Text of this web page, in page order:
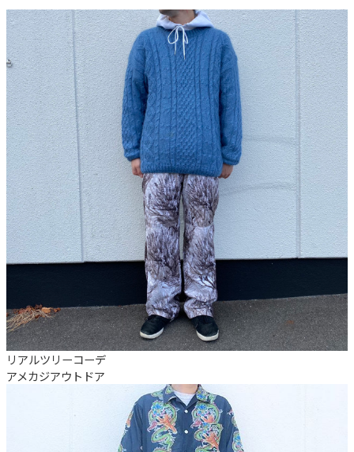
リアルツリーコーデ
アメカジアウトドア